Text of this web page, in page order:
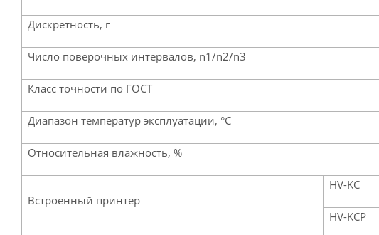
Дискретность, г
Число поверочных интервалов, n1/n2/n3
Класс точности по ГОСТ
Диапазон температур эксплуатации, °С
Относительная влажность, %
Встроенный принтер
HV-KC
HV-KCP